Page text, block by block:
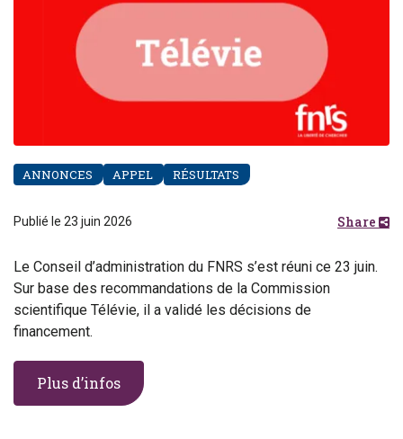
ANNONCES APPEL RÉSULTATS
Publié le 23 juin 2026 Share
Le Conseil d’administration du FNRS s’est réuni ce 23 juin.
Sur base des recommandations de la Commission
scientifique Télévie, il a validé les décisions de
financement.
Plus d’infos